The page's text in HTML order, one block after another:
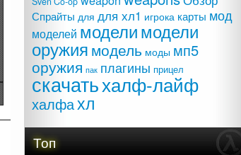
Спрайты для для хл1 игрока карты мод
моделей моделимодели
оружиямодель моды мп5
оружия пак плагины прицел
скачатьхалф-лайф
халфахл
Топ